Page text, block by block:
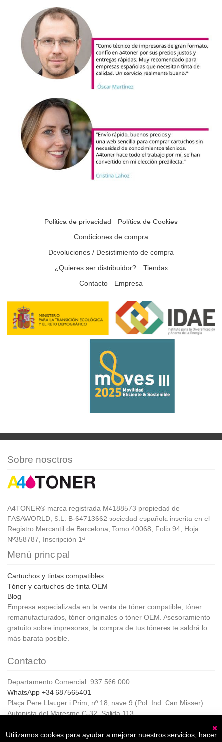
Política de privacidad
Política de Cookies
Condiciones de compra
Devoluciones / Desistimiento de compra
¿Quieres ser distribuidor?
Tiendas
Contacto
Empresa
Sobre nosotros
A4TONER® marca registrada M4188573 propiedad de
FASAWORLD, S.L. B-64713662 sociedad española inscrita en el
Registro Mercantil de Barcelona, Tomo 40068, Folio 94, Hoja
Nº358787, Inscripción 1ª
Menú principal
Cartuchos y tintas compatibles
Tóner y cartuchos de tinta OEM
Blog
Empresa especializada en la venta de tóner compatible, tóner
remanufacturados, tóner originales o tóner OEM. Asesoramiento
gratuito sobre impresoras, la compra de tus tóneres te saldrá lo
más barata posible.
Contacto
Departamento Comercial: 937 566 000
WhatsApp +34 687565401
Plaça Pere Llauger i Prim, nº 18, nave 9 (Pol. Ind. Can Misser)
Autopista del Maresme C-32, Salida 113
Horario de Atención al cliente:
Utilizamos cookies para ayudar a mejorar nuestros servicios, hacer